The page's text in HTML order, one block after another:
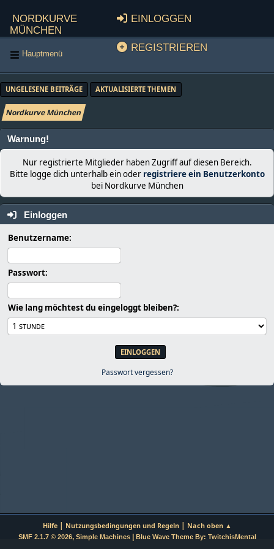
Nordkurve
München
Einloggen
Registrieren
Hauptmenü
UNGELESENE BEITRÄGE AKTUALISIERTE THEMEN
Nordkurve München
Warnung!
Nur registrierte Mitglieder haben Zugriff auf diesen Bereich.
Bitte logge dich unterhalb ein oder registriere ein Benutzerkonto
bei Nordkurve München
Einloggen
Benutzername:
Passwort:
Wie lang möchtest du eingeloggt bleiben?:
Passwort vergessen?
Hilfe| Nutzungsbedingungen und Regeln| Nach oben ▲
SMF 2.1.7 © 2026, Simple Machines| Blue Wave Theme By: TwitchisMental